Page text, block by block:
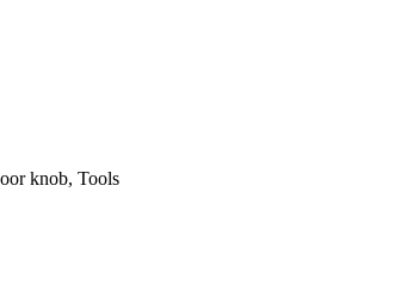
knob, Tools